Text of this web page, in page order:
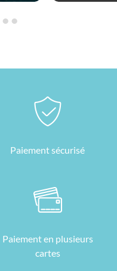
• •
Paiement sécurisé
Paiement en plusieurs
cartes